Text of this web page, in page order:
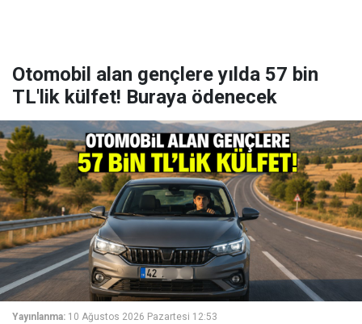
Otomobil alan gençlere yılda 57 bin
TL'lik külfet! Buraya ödenecek
Yayınlanma: 10 Ağustos 2026 Pazartesi 12:53